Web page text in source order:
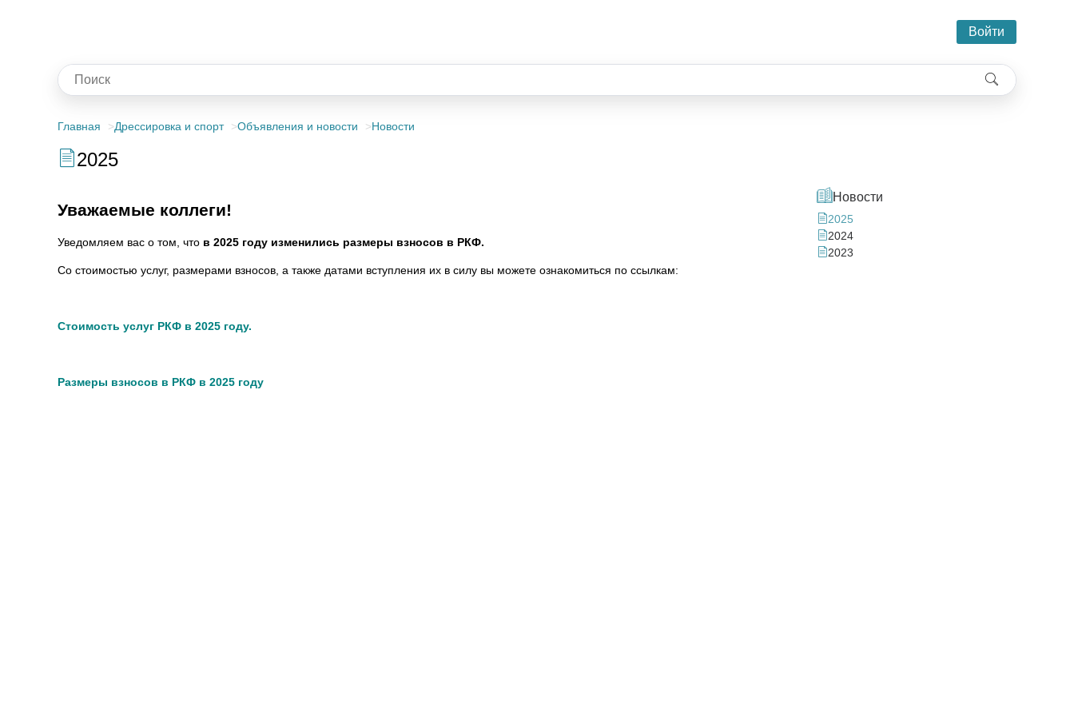
Войти
Главная Дрессировка и спорт Объявления и новости Новости
2025
Уважаемые коллеги!
Уведомляем вас о том, что в 2025 году изменились размеры взносов в РКФ.
Со стоимостью услуг, размерами взносов, а также датами вступления их в силу вы можете ознакомиться по ссылкам:
Стоимость услуг РКФ в 2025 году.
Размеры взносов в РКФ в 2025 году
Новости
2025
2024
2023